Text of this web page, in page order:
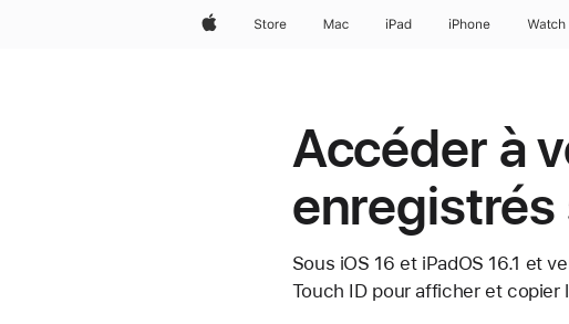
AppleStore Mac iPad iPhone Watch
Accéder à
enregistrés
Sous iOS 16 et iPadOS 16.1 et
Touch ID pour afficher et copier